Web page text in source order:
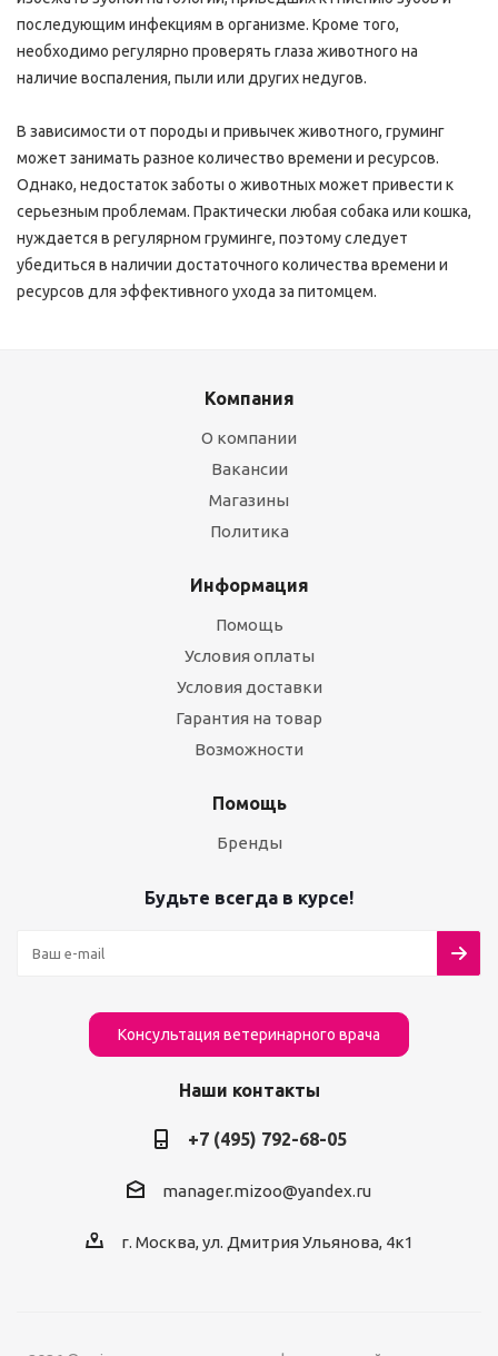
последующим инфекциям в организме. Кроме того,
необходимо регулярно проверять глаза животного на
наличие воспаления, пыли или других недугов.
В зависимости от породы и привычек животного, груминг
может занимать разное количество времени и ресурсов.
Однако, недостаток заботы о животных может привести к
серьезным проблемам. Практически любая собака или кошка,
нуждается в регулярном груминге, поэтому следует
убедиться в наличии достаточного количества времени и
ресурсов для эффективного ухода за питомцем.
Компания
О компании
Вакансии
Магазины
Политика
Информация
Помощь
Условия оплаты
Условия доставки
Гарантия на товар
Возможности
Помощь
Бренды
Будьте всегда в курсе!
Консультация ветеринарного врача
Наши контакты
+7 (495) 792-68-05
manager.mizoo@yandex.ru
г. Москва, ул. Дмитрия Ульянова, 4к1